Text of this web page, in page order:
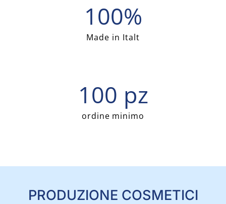
100%
Made in Italt
100 pz
ordine minimo
PRODUZIONE COSMETICI